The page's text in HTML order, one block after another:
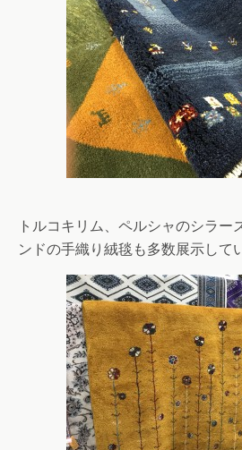
トルコキリム、ペルシャのシラー
ンドの手織り絨毯も多数展示して